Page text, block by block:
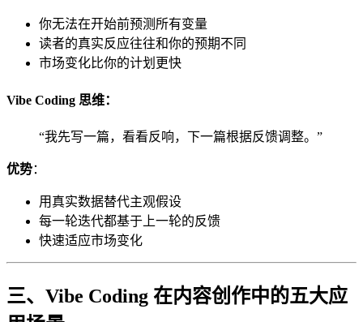
你无法在开始前预测所有变量
读者的真实反应往往和你的预期不同
市场变化比你的计划更快
Vibe Coding 思维：
“我先写一篇，看看反响，下一篇根据反馈调整。”
优势：
用真实数据替代主观假设
每一轮迭代都基于上一轮的反馈
快速适应市场变化
三、Vibe Coding 在内容创作中的五大应